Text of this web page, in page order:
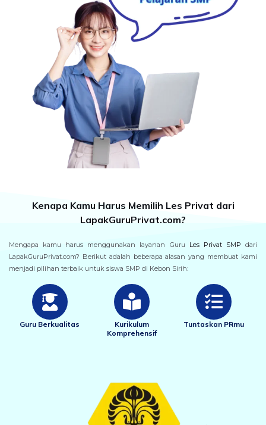
Kenapa Kamu Harus Memilih Les Privat dari
LapakGuruPrivat.com?
Mengapa kamu harus menggunakan layanan Guru Les Privat SMP dari
LapakGuruPrivat.com? Berikut adalah beberapa alasan yang membuat kami
menjadi pilihan terbaik untuk siswa SMP di Kebon Sirih:
Guru Berkualitas
Kurikulum
Komprehensif
Tuntaskan PRmu